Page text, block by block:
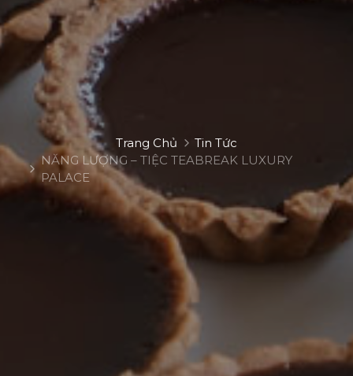
Trang Chủ
Tin Tức
NĂNG LƯỢNG – TIỆC TEABREAK LUXURY
PALACE